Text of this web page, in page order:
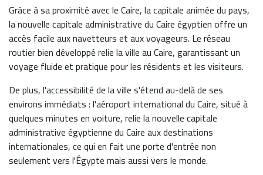
Grâce à sa proximité avec le Caire, la capitale animée du pays,
la nouvelle capitale administrative du Caire égyptien offre un
accès facile aux navetteurs et aux voyageurs. Le réseau
routier bien développé relie la ville au Caire, garantissant un
voyage fluide et pratique pour les résidents et les visiteurs.
De plus, l'accessibilité de la ville s'étend au-delà de ses
environs immédiats : l'aéroport international du Caire, situé à
quelques minutes en voiture, relie la nouvelle capitale
administrative égyptienne du Caire aux destinations
internationales, ce qui en fait une porte d'entrée non
seulement vers l'Égypte mais aussi vers le monde.